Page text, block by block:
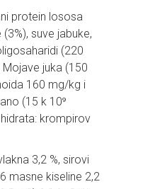
protein lososa
suve jabuke,
(220
juka (150
160 mg/kg i
(15 k 10⁹
krompirov
3,2 %, sirovi
masne kiseline 2,2